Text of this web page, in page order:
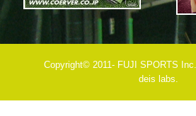
Copyright© 2011- FUJI SPORTS
deis labs.